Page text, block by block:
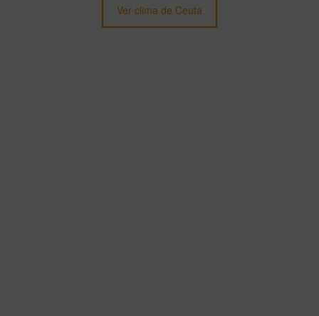
Ver clima de Ceuta